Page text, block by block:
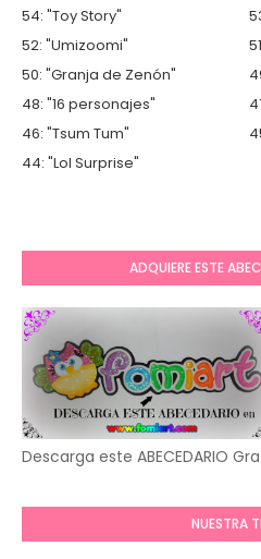
54: "Toy Story"
52: "Umizoomi"
50: "Granja de Zenón"
48: "16 personajes"
46: "Tsum Tum"
44: "Lol Surprise"
ADQUIERE ESTE
Descarga este ABECEDARIO
NUESTRA